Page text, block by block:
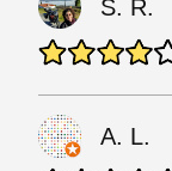
S. R.
A. L.